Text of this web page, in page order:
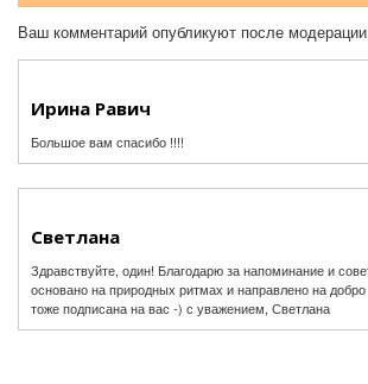
Ваш комментарий опубликуют после
Большое вам спасибо !!!!
Ирина Равич
Светлана
Здравствуйте, один! Благодарю за напоминание и
основано на природных ритмах и направлено на
тоже подписана на вас -) с уважением, Светлана